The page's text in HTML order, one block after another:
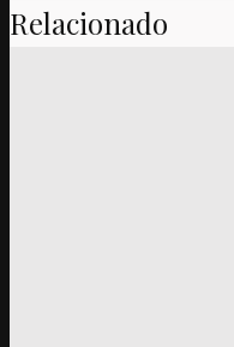
Relacionado